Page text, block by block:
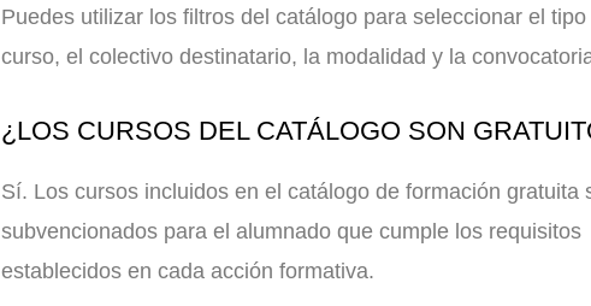
Puedes utilizar los filtros del catálogo para seleccionar el tipo
curso, el colectivo destinatario, la modalidad y la
¿LOS CURSOS DEL CATÁLOGO SON
Sí. Los cursos incluidos en el catálogo de formación gratuita
subvencionados para el alumnado que cumple los requisitos
establecidos en cada acción formativa.